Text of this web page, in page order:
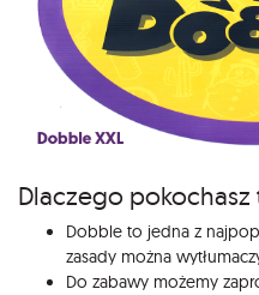
Dlaczego pokochasz
Dobble to jedna z
zasady można
Do zabawy możemy